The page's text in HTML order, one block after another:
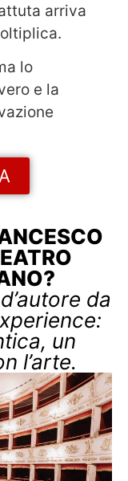
arriva
lo
e la
da
un
l’arte.